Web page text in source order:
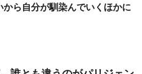
ら自分が馴染んでいくほかに